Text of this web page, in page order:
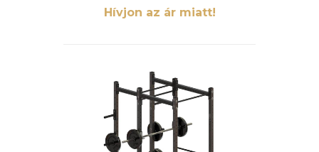
Hívjon az ár miatt!